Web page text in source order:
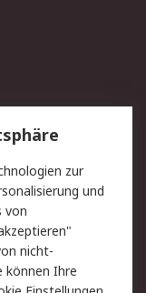
zur
und
von
nicht-
können Ihre